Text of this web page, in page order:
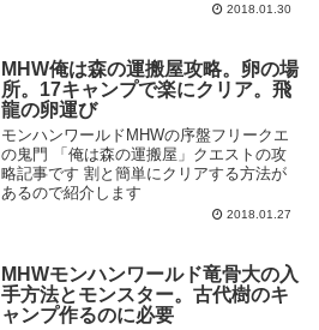
2018.01.30
MHW俺は森の運搬屋攻略。卵の場
所。17キャンプで楽にクリア。飛
龍の卵運び
モンハンワールドMHWの序盤フリークエ
の鬼門 「俺は森の運搬屋」クエストの攻
略記事です 割と簡単にクリアする方法が
あるので紹介します
2018.01.27
MHWモンハンワールド竜骨大の入
手方法とモンスター。古代樹のキ
ャンプ作るのに必要